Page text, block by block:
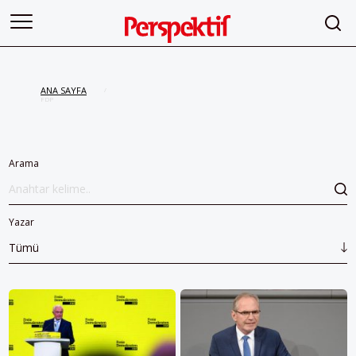
ANA SAYFA
FDP
Arama
Yazar
Tümü